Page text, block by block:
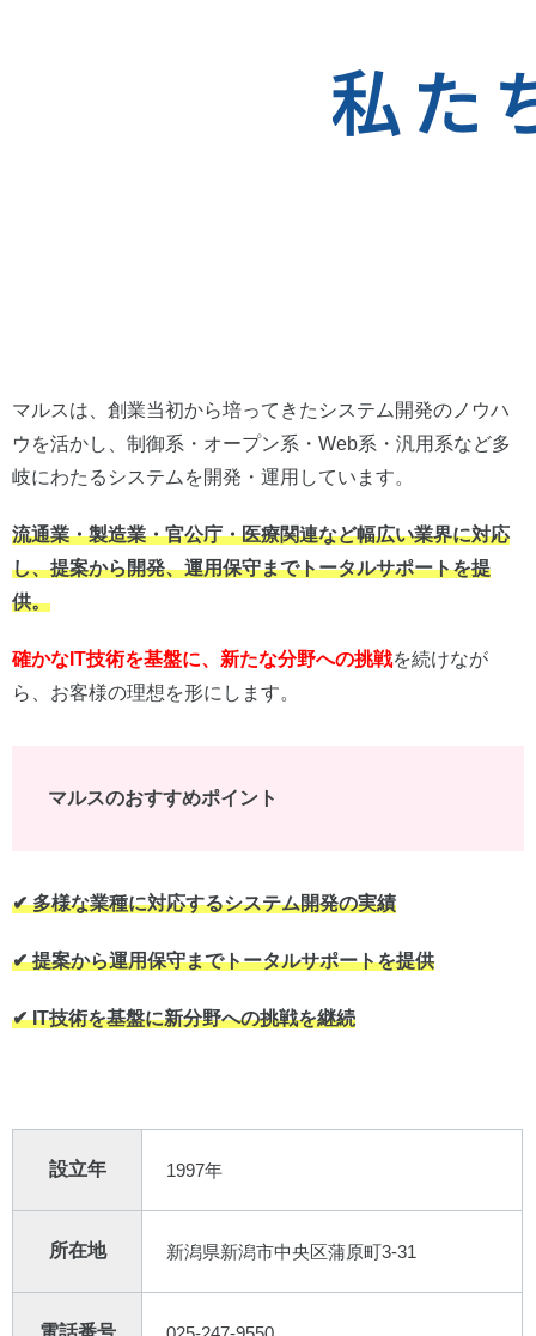
マルスは、創業当初から培ってきたシステム開発のノウハ
ウを活かし、制御系・オープン系・Web系・汎用系など多
岐にわたるシステムを開発・運用しています。
流通業・製造業・官公庁・医療関連など幅広い業界に対応
し、提案から開発、運用保守までトータルサポートを提
供。
確かなIT技術を基盤に、新たな分野への挑戦を続けなが
ら、お客様の理想を形にします。
マルスのおすすめポイント
✔︎ 多様な業種に対応するシステム開発の実績
✔︎ 提案から運用保守までトータルサポートを提供
✔︎ IT技術を基盤に新分野への挑戦を継続
設立年 1997年
所在地 新潟県新潟市中央区蒲原町3-31
電話番号